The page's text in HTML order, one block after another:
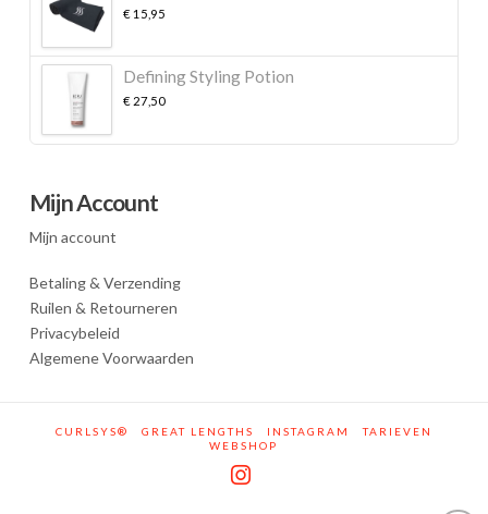
€ 15,95
Defining Styling Potion
€27,50
Mijn Account
Mijn account
Betaling & Verzending
Ruilen & Retourneren
Privacybeleid
Algemene Voorwaarden
CURLSYS® GREAT LENGTHS INSTAGRAM
TARIEVEN
WEBSHOP